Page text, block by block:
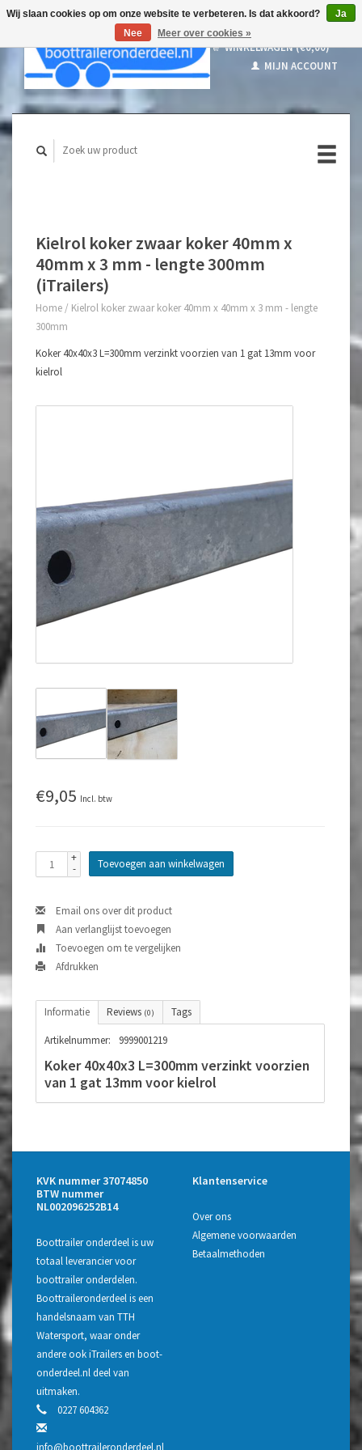
WINKELWAGEN (€0,00)
MIJN ACCOUNT
Kielrol koker zwaar koker 40mm x
40mm x 3 mm - lengte 300mm
(iTrailers)
Home / Kielrol koker zwaar koker 40mm x 40mm x 3 mm - lengte
300mm
Koker 40x40x3 L=300mm verzinkt voorzien van 1 gat 13mm voor
kielrol
€9,05 Incl. btw
+
-
Toevoegen aan winkelwagen
Email ons over dit product
Aan verlanglijst toevoegen
Toevoegen om te vergelijken
Afdrukken
Informatie Reviews (0) Tags
Artikelnummer: 9999001219
Koker 40x40x3 L=300mm verzinkt voorzien
van 1 gat 13mm voor kielrol
KVK nummer 37074850
BTW nummer
NL002096252B14
Boottrailer onderdeel is uw
totaal leverancier voor
boottrailer onderdelen.
Boottraileronderdeel is een
handelsnaam van TTH
Watersport, waar onder
andere ook iTrailers en boot-
onderdeel.nl deel van
uitmaken.
0227 604362
Klantenservice
Over ons
Algemene voorwaarden
Betaalmethoden
Wij slaan cookies op om onze website te verbeteren. Is dat akkoord?
Ja
Nee
Meer over cookies »